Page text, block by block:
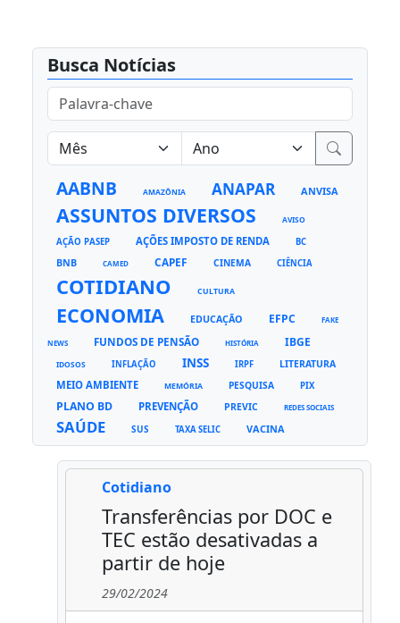
Busca Notícias
AABNB AMAZÔNIA ANAPAR ANVISA
ASSUNTOS DIVERSOS AVISO
AÇÃO PASEP AÇÕES IMPOSTO DE RENDA BC
BNB CAMED CAPEF CINEMA CIÊNCIA
COTIDIANO CULTURA
ECONOMIA EDUCAÇÃO EFPC FAKE
NEWS FUNDOS DE PENSÃO HISTÓRIA IBGE
IDOSOS INFLAÇÃO INSS IRPF LITERATURA
MEIO AMBIENTE MEMÓRIA PESQUISA PIX
PLANO BD PREVENÇÃO PREVIC REDES SOCIAIS
SAÚDE SUS TAXA SELIC VACINA
Cotidiano
Transferências por DOC e
TEC estão desativadas a
partir de hoje
29/02/2024